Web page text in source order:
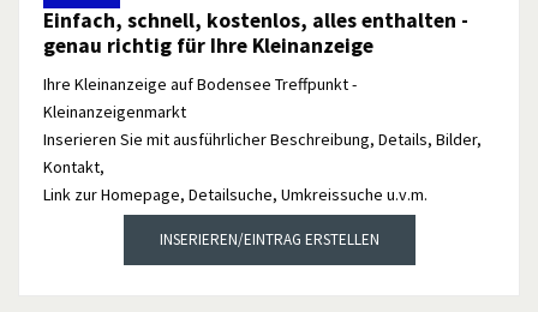
Einfach, schnell, kostenlos, alles enthalten -
genau richtig für Ihre Kleinanzeige
Ihre Kleinanzeige auf Bodensee Treffpunkt -
Kleinanzeigenmarkt
Inserieren Sie mit ausführlicher Beschreibung, Details, Bilder,
Kontakt,
Link zur Homepage, Detailsuche, Umkreissuche u.v.m.
INSERIEREN/EINTRAG ERSTELLEN